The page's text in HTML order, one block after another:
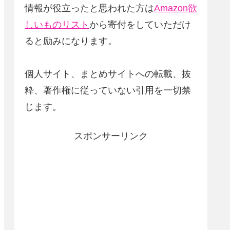
情報が役立ったと思われた方はAmazon欲
しいものリスト から寄付をしていただけ
ると励みになります。
個人サイト、まとめサイトへの転載、抜
粋、著作権に従っていない引用を一切禁
じます。
スポンサーリンク